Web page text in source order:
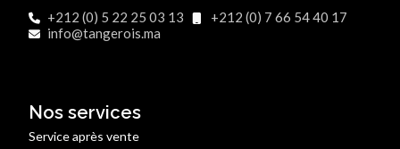
+212 (0) 5 22 25 03 13
+212 (0) 7 66 54 40 17
info@tangerois.ma
Nos services
Service après vente